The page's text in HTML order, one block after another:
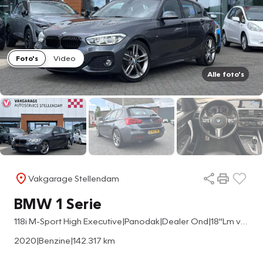
Foto's
Video
Alle foto's
Vakgarage Stellendam
BMW 1 Serie
2020|Benzine|142.317 km